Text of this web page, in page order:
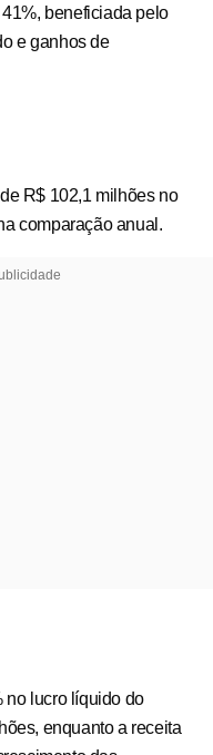
beneficiada pelo
e ganhos de
R$ 102,1 milhões no
comparação anual.
no lucro líquido do
enquanto a receita